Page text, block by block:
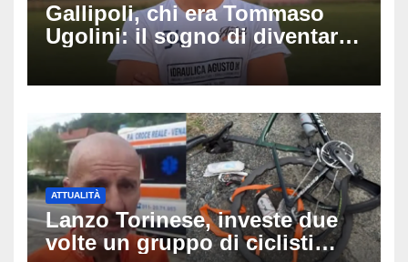
Gallipoli, chi era Tommaso
Ugolini: il sogno di diventare
medico e la fascia da
capitano, il dolore di Bologna
ATTUALITÀ
Lanzo Torinese, investe due
volte un gruppo di ciclisti